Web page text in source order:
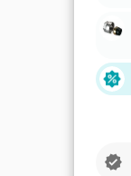
verified